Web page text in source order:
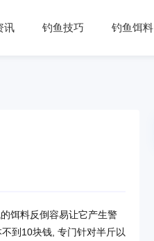
讯 钓鱼技巧 钓鱼饵料
饵料反倒容易让它产生警
到10块钱, 专门针对半斤以